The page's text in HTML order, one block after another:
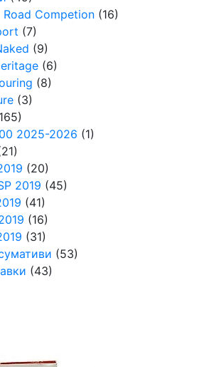
Competion (16)
(7)
(9)
(6)
(8)
(3)
2025-2026 (1)
(20)
2019 (45)
(41)
(16)
(31)
(53)
(43)